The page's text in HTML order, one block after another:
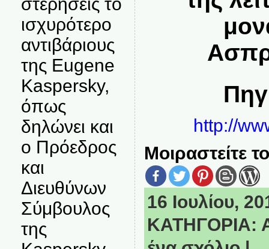
ισχυρότερο
αντιβάριους
της Eugene
Kaspersky,
όπως
δηλώνει και
ο Πρόεδρος
και
Διευθύνων
Σύμβουλος
της
http://
Μοιραστείτε
16 Ιουλίου,
ΚΑΤΗΓΟΡΙΑ: